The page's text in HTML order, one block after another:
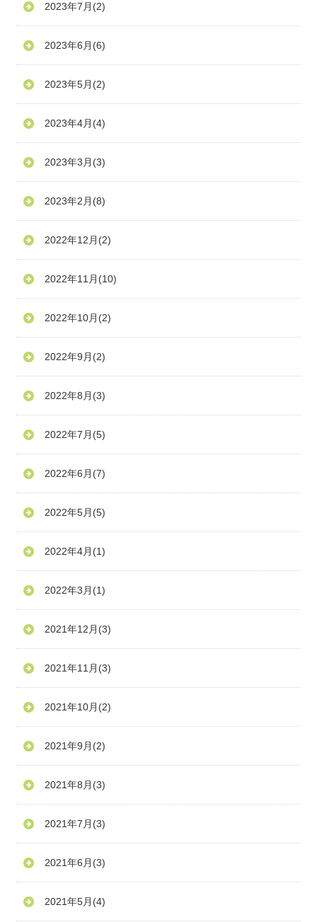
2023年7月 (2)
2023年6月 (6)
2023年5月 (2)
2023年4月 (4)
2023年3月 (3)
2023年2月 (8)
2022年12月 (2)
2022年11月 (10)
2022年10月 (2)
2022年9月 (2)
2022年8月 (3)
2022年7月 (5)
2022年6月 (7)
2022年5月 (5)
2022年4月 (1)
2022年3月 (1)
2021年12月 (3)
2021年11月 (3)
2021年10月 (2)
2021年9月 (2)
2021年8月 (3)
2021年7月 (3)
2021年6月 (3)
2021年5月 (4)